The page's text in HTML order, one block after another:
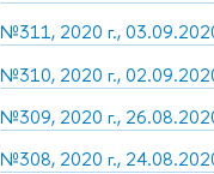
№311, 2020 г.,
№310, 2020 г.,
№309, 2020 г.,
№308, 2020 г.,